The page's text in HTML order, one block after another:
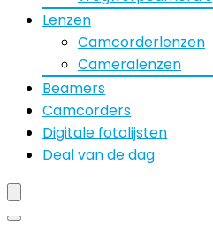
Lenzen
Camcorderlenzen
Cameralenzen
Beamers
Camcorders
Digitale fotolijsten
Deal van de dag